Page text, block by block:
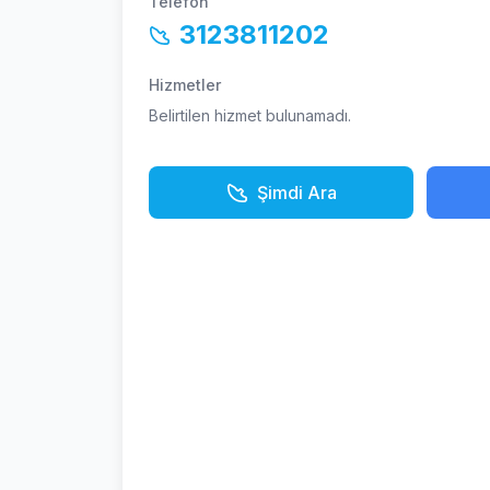
3123811202
Hizmetler
Belirtilen hizmet bulunamadı.
Şimdi Ara